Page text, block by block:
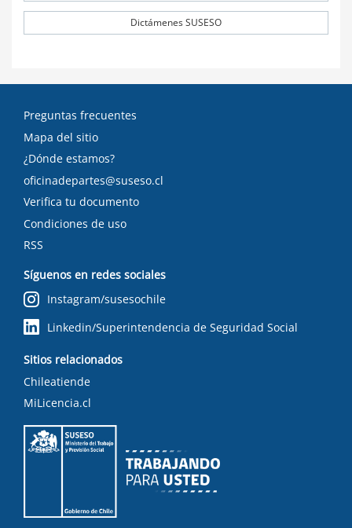
Dictámenes SUSESO
Preguntas frecuentes
Mapa del sitio
¿Dónde estamos?
oficinadepartes@suseso.cl
Verifica tu documento
Condiciones de uso
RSS
Síguenos en redes sociales
Instagram/susesochile
Linkedin/Superintendencia de Seguridad Social
Sitios relacionados
Chileatiende
MiLicencia.cl